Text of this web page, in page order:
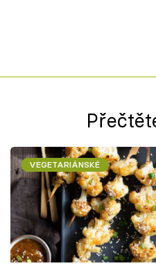
VEGETARIÁNSKÉ